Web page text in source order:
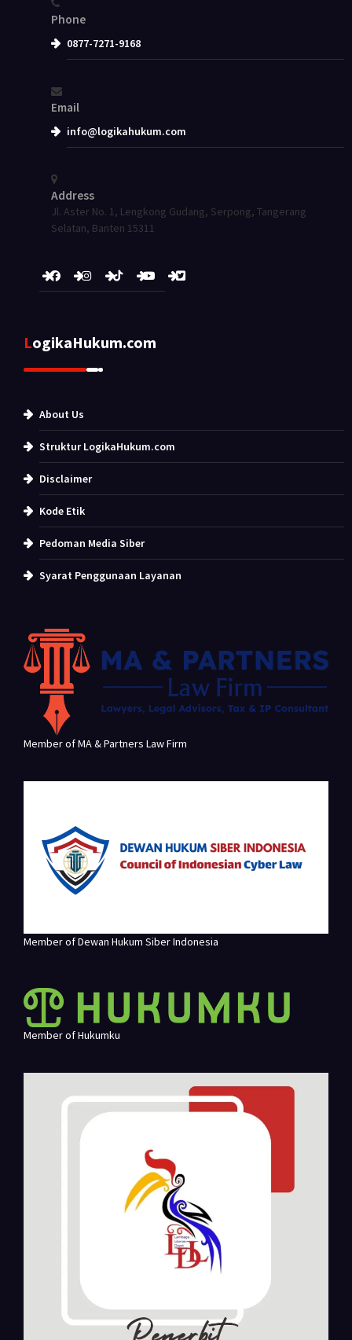
Phone
0877-7271-9168
Email
info@logikahukum.com
Address
Jl. Aster No. 1, Lengkong Gudang, Serpong, Tangerang
Selatan, Banten 15311
LogikaHukum.com
About Us
Struktur LogikaHukum.com
Disclaimer
Kode Etik
Pedoman Media Siber
Syarat Penggunaan Layanan
Member of MA & Partners Law Firm
Member of Dewan Hukum Siber Indonesia
Member of Hukumku